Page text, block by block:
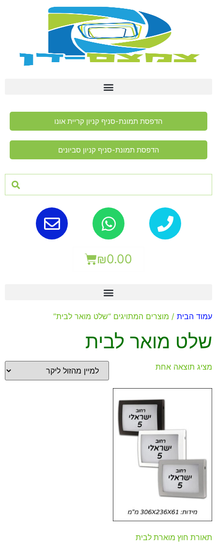
הדפסת תמונת-סניף קניון קריית אונו
הדפסת תמונת-סניף קניון סביונים
₪0.00
עמוד הבית / מוצרים המתויגים “שלט מואר לבית”
שלט מואר לבית
מציג תוצאה אחת
תאורת חוץ מוארת לבית